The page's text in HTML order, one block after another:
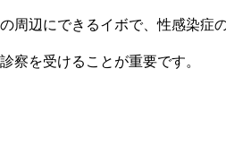
周辺にできるイボで、性感染
察を受けることが重要です。